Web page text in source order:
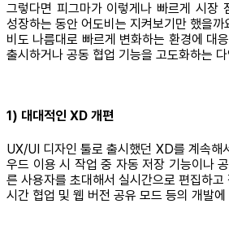
그렇다면 피그마가 이렇게나 빠르게 시장
성장하는 동안 어도비는 지켜보기만 했을
비도 나름대로 빠르게 변화하는 환경에 대
출시하거나 공동 협업 기능을 고도화하는
1) 대대적인 XD 개편
UX/UI 디자인 툴로 출시했던 XD를 계속해
우드 이용 시 작업 중 자동 저장 기능이나
른 사용자를 초대해서 실시간으로 편집하고
시간 협업 및 웹 버전 공유 모드 등의 개발